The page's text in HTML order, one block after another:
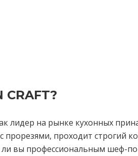
лидер на рынке кухонных
проходит строгий
ли вы профессиональным шеф-